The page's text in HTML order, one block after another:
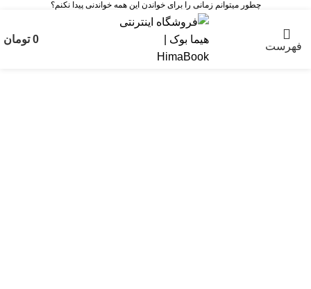
چطور میتوانم زمانی را برای خواندن این همه خواندنی پیدا نکنم؟
فهرست
0 تومان